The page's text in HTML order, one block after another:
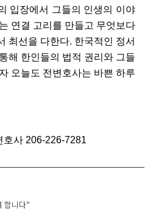
입장에서 그들의 인생의 이야
연결 고리를 만들고 무엇보다
최선을 다한다. 한국적인 정서
통해 한인들의 법적 권리와 그들
오늘도 전변호사는 바쁜 하루
호사 206-226-7281
합니다”